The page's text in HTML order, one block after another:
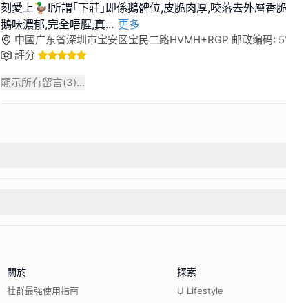
刻愛上🦆!所謂｢下莊｣即係鵝髀位,皮脆肉厚,咬落去外層香
鵝味濃郁,完全唔腥,真... 更多
中國广东省深圳市宝安区宝民二路HVMH+RGP 邮政编码:
評分
顯示所有留言(3)...
關於
社群最強使用指南
探索
U Lifestyle